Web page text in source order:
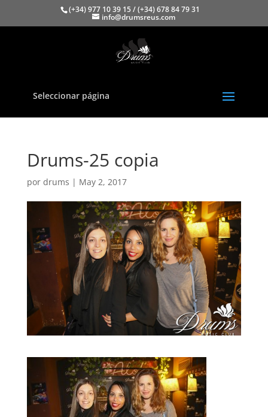
(+34) 977 10 39 15 / (+34) 678 84 79 31
info@drumsreus.com
Seleccionar página
Drums-25 copia
por drums | May 2, 2017